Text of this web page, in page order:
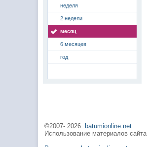
неделя
2 недели
месяц
6 месяцев
год
©2007-2026
batumionline.net
Использование материалов